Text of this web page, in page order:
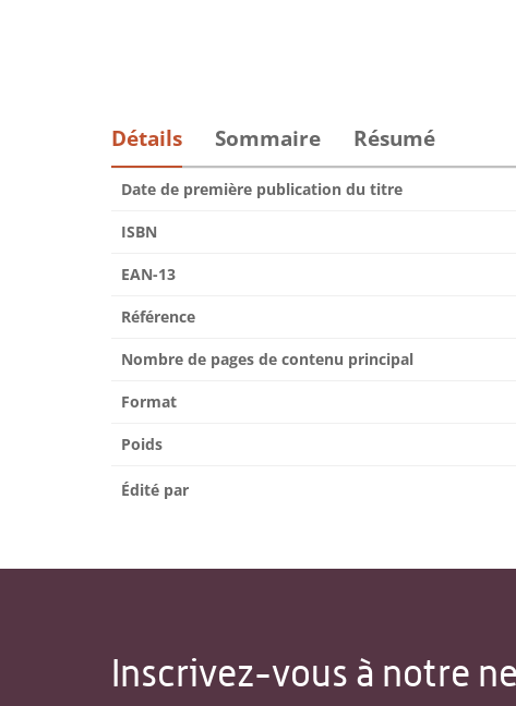
Détails Sommaire Résumé
Date de première publication du titre
ISBN
EAN-13
Référence
Nombre de pages de contenu principal
Format
Poids
Édité par
Inscrivez-vous à notre